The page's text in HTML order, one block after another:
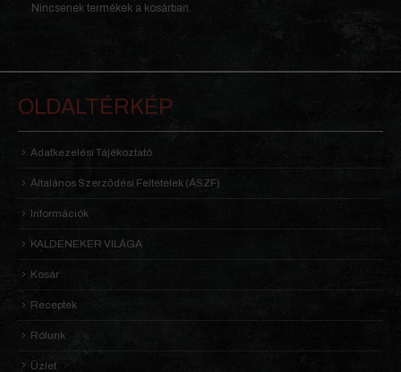
Nincsenek termékek a kosárban.
OLDALTÉRKÉP
Adatkezelési Tájékoztató
Általános Szerződési Feltételek (ÁSZF)
Információk
KALDENEKER VILÁGA
Kosár
Receptek
Rólunk
Üzlet